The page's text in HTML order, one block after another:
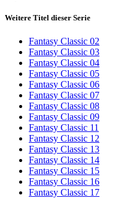
Weitere Titel dieser Serie
Fantasy Classic 02
Fantasy Classic 03
Fantasy Classic 04
Fantasy Classic 05
Fantasy Classic 06
Fantasy Classic 07
Fantasy Classic 08
Fantasy Classic 09
Fantasy Classic 11
Fantasy Classic 12
Fantasy Classic 13
Fantasy Classic 14
Fantasy Classic 15
Fantasy Classic 16
Fantasy Classic 17